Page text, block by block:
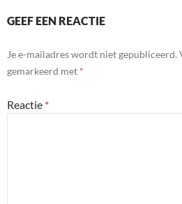
GEEF EEN REACTIE
Je e-mailadres wordt niet gepubliceerd.
gemarkeerd met *
Reactie *